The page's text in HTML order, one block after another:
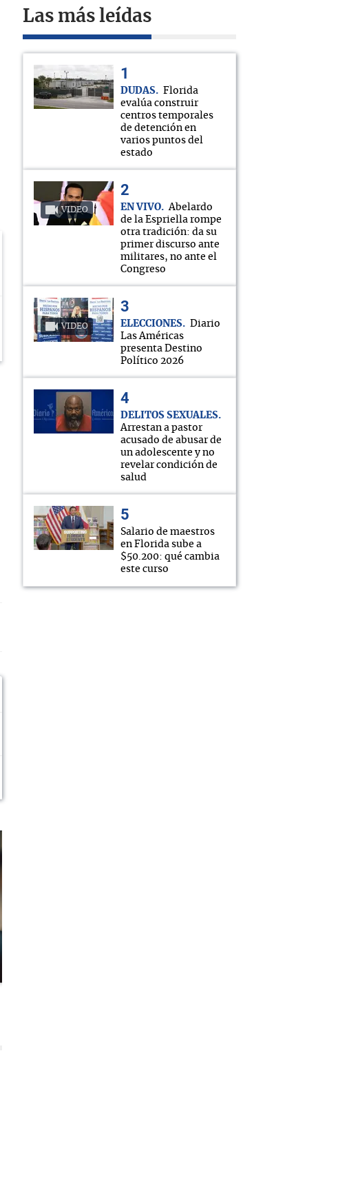
Las más leídas
DUDAS
Florida
evalúa construir
centros temporales
de detención en
varios puntos del
estado
VIDEO EN VIVO
Abelardo
de la Espriella rompe
otra tradición: da su
primer discurso ante
militares, no ante el
Congreso
VIDEO ELECCIONES
Diario
Las Américas
presenta Destino
Político 2026
DELITOS SEXUALES
Arrestan a pastor
acusado de abusar de
un adolescente y no
revelar condición de
salud
Salario de maestros
en Florida sube a
$50.200: qué cambia
este curso